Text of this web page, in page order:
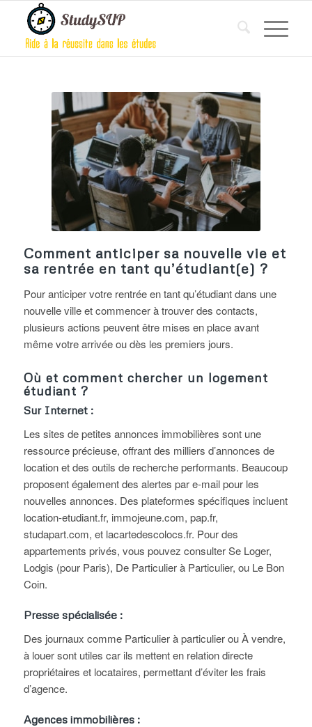
Comment anticiper sa nouvelle vie et
sa rentrée en tant qu’étudiant(e) ?
Pour anticiper votre rentrée en tant qu’étudiant dans une
nouvelle ville et commencer à trouver des contacts,
plusieurs actions peuvent être mises en place avant
même votre arrivée ou dès les premiers jours.
Où et comment chercher un logement
étudiant ?
Sur Internet :
Les sites de petites annonces immobilières sont une
ressource précieuse, offrant des milliers d’annonces de
location et des outils de recherche performants. Beaucoup
proposent également des alertes par e-mail pour les
nouvelles annonces. Des plateformes spécifiques incluent
location-etudiant.fr, immojeune.com, pap.fr,
studapart.com, et lacartedescolocs.fr. Pour des
appartements privés, vous pouvez consulter Se Loger,
Lodgis (pour Paris), De Particulier à Particulier, ou Le Bon
Coin.
Presse spécialisée :
Des journaux comme Particulier à particulier ou À vendre,
à louer sont utiles car ils mettent en relation directe
propriétaires et locataires, permettant d’éviter les frais
d’agence.
Agences immobilières :